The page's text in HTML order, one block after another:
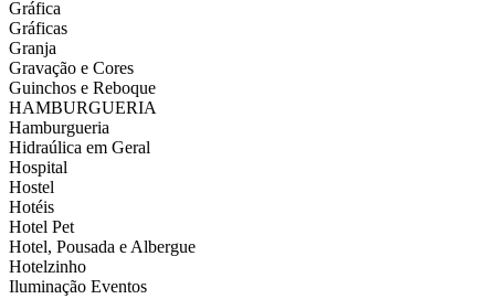
Gráfica
Gráficas
Granja
Gravação e Cores
Guinchos e Reboque
HAMBURGUERIA
Hamburgueria
Hidraúlica em Geral
Hospital
Hostel
Hotéis
Hotel Pet
Hotel, Pousada e Albergue
Hotelzinho
Iluminação Eventos